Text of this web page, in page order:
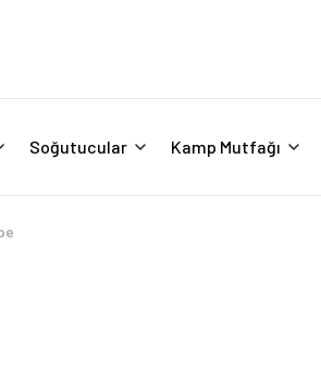
Soğutucular Kamp Mutfağı